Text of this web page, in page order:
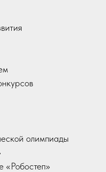
олимпиады
«Робостеп»